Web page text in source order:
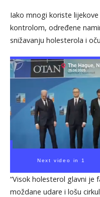
Iako mnogi koriste
kontrolom, određene
snižavanju holesterola i
Next video in 1
“Visok holesterol glavni je
moždane udare i lošu